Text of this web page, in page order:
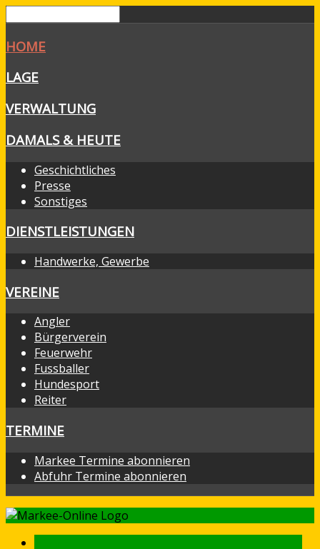
HOME
LAGE
VERWALTUNG
DAMALS & HEUTE
Geschichtliches
Presse
Sonstiges
DIENSTLEISTUNGEN
Handwerke, Gewerbe
VEREINE
Angler
Bürgerverein
Feuerwehr
Fussballer
Hundesport
Reiter
TERMINE
Markee Termine abonnieren
Abfuhr Termine abonnieren